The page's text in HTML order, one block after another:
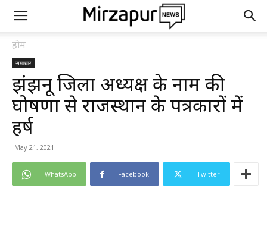
होम
समाचार
झुंझुनू जिला अध्यक्ष के नाम की
घोषणा से राजस्थान के पत्रकारों में
हर्ष
May 21, 2021
WhatsApp Facebook Twitter